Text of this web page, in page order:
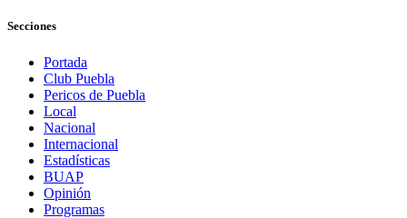
Secciones
Portada
Club Puebla
Pericos de Puebla
Local
Nacional
Internacional
Estadísticas
BUAP
Opinión
Programas